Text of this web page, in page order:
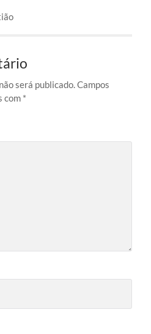
será publicado.Campos
com *